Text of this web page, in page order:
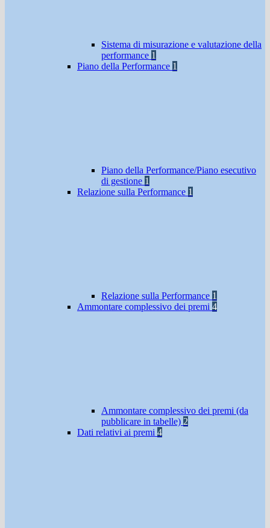
Sistema di misurazione e valutazione della
performance 1
Piano della Performance 1
Piano della Performance/Piano esecutivo
di gestione 1
Relazione sulla Performance 1
Relazione sulla Performance 1
Ammontare complessivo dei premi 4
Ammontare complessivo dei premi (da
pubblicare in tabelle) 2
Dati relativi ai premi 4